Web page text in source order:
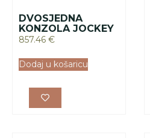
DVOSJEDNA
KONZOLA JOCKEY
857.46 €
Dodaj u košaricu